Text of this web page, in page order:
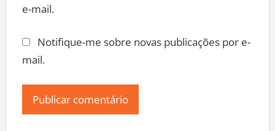
e-mail.
Notifique-me sobre novas publicações por e-
mail.